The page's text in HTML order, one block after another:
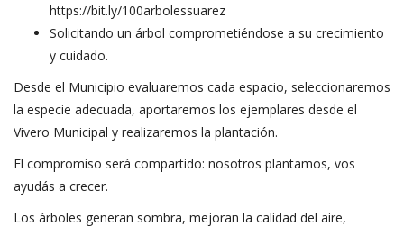
https://bit.ly/100arbolessuarez
Solicitando un árbol comprometiéndose a su crecimiento
y cuidado.
Desde el Municipio evaluaremos cada espacio, seleccionaremos
la especie adecuada, aportaremos los ejemplares desde el
Vivero Municipal y realizaremos la plantación.
El compromiso será compartido: nosotros plantamos, vos
ayudás a crecer.
Los árboles generan sombra, mejoran la calidad del aire,